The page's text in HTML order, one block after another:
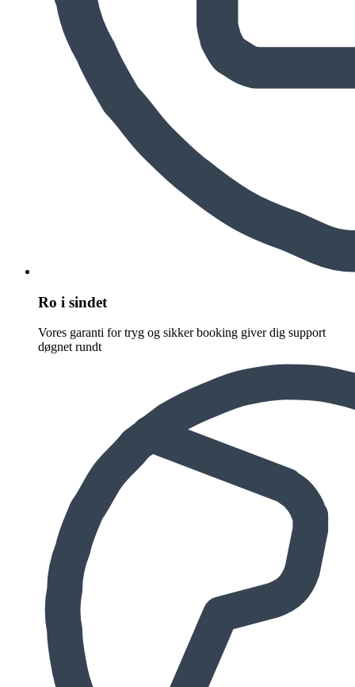
Ro i sindet
Vores garanti for tryg og sikker booking giver dig support
døgnet rundt